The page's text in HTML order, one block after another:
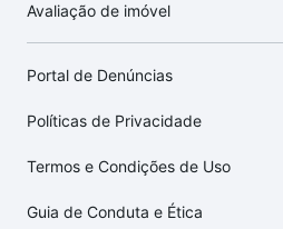
Avaliação de imóvel
Portal de Denúncias
Políticas de Privacidade
Termos e Condições de Uso
Guia de Conduta e Ética